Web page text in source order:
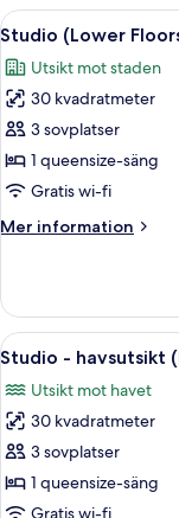
sovrum
balkong
havsutsikt
Öppna
alla
foton
för
Studio
(Lower
Floors)
9
Studio (Lower
Utsikt mot staden
30 kvadratmeter
3 sovplatser
1 queensize-säng
Gratis wi-fi
Mer information
Mer
(Lower
Floors)
Öppna
alla
foton
för
Studio
-
havsutsikt
11
Studio - havsutsikt
Utsikt mot havet
30 kvadratmeter
3 sovplatser
1 queensize-säng
Gratis wi-fi